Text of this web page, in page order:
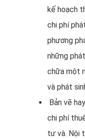
kế hoạch
chi phí
phương
những
chữa một
và phát
Bản vẽ
chi phí
tư và. Nội